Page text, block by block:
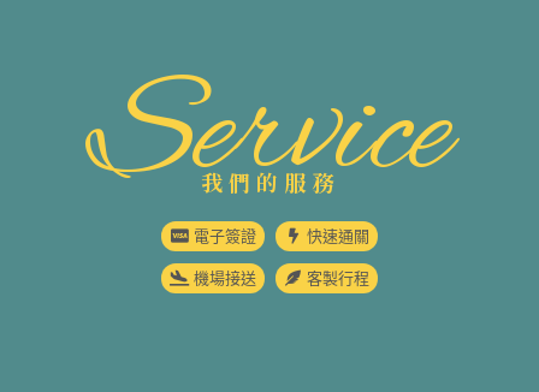
Service
我們的服務
電子簽證 快速通關
機場接送 客製行程